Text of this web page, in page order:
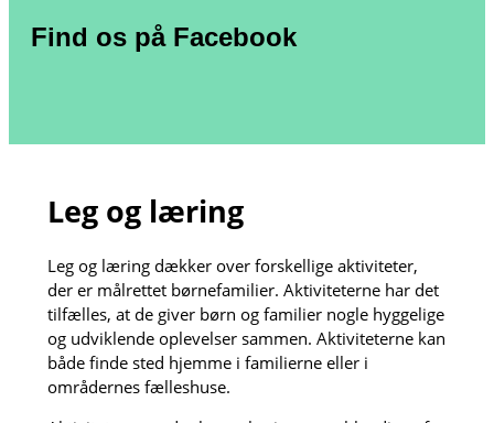
Find os på Facebook
Leg og læring
Leg og læring dækker over forskellige aktiviteter,
der er målrettet børnefamilier. Aktiviteterne har det
tilfælles, at de giver børn og familier nogle hyggelige
og udviklende oplevelser sammen. Aktiviteterne kan
både finde sted hjemme i familierne eller i
områdernes fælleshuse.